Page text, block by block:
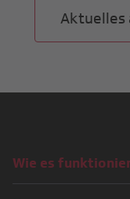
Aktuelles
Wie es